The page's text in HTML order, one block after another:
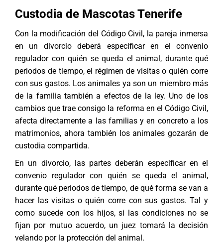
Custodia de Mascotas Tenerife
Con la modificación del Código Civil, la pareja inmersa
en un divorcio deberá especificar en el convenio
reguladorcon quién se queda el animal, durante qué
periodos de tiempo, el régimen de visitas o quién corre
con sus gastos. Los animales ya son un miembro más
de la familia también a efectos de la ley. Uno de los
cambios que trae consigo la reforma en el Código Civil,
afecta directamente a las familias y en concreto a los
matrimonios, ahora también los animales gozarán de
custodia compartida.
En un divorcio, las partes deberán especificar en el
convenio regulador con quién se queda el animal,
durante qué periodos de tiempo, de qué forma se van a
hacer las visitas o quién corre con sus gastos. Tal y
como sucede con los hijos, si las condiciones no se
fijan por mutuo acuerdo, un juez tomará la decisión
velando por la protección del animal.